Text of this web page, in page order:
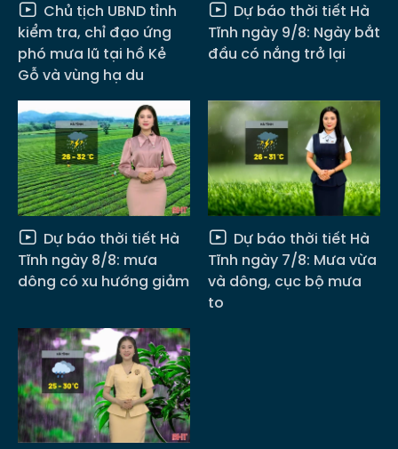
Chủ tịch UBND tỉnh
kiểm tra, chỉ đạo ứng
phó mưa lũ tại hồ Kẻ
Gỗ và vùng hạ du
Dự báo thời tiết Hà
Tĩnh ngày 9/8: Ngày bắt
đầu có nắng trở lại
Dự báo thời tiết Hà
Tĩnh ngày 8/8: mưa
dông có xu hướng giảm
Dự báo thời tiết Hà
Tĩnh ngày 7/8: Mưa vừa
và dông, cục bộ mưa
to